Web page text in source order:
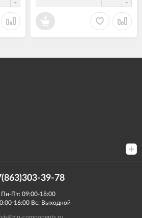
39-78
Пн-Пт: 09:00-18:00
16:00 Вс: Выходной